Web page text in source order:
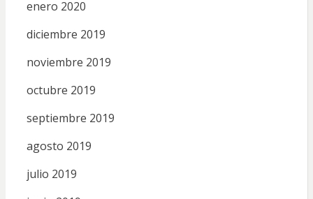
enero 2020
diciembre 2019
noviembre 2019
octubre 2019
septiembre 2019
agosto 2019
julio 2019